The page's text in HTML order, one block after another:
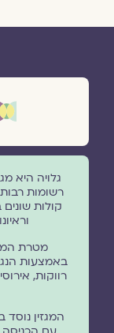
גלויה היא
רשומות רבות
קולות
מטרת
באמצעות
רווקות,